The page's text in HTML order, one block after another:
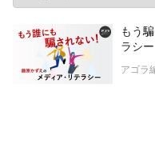
もう
ラシー
アゴラ